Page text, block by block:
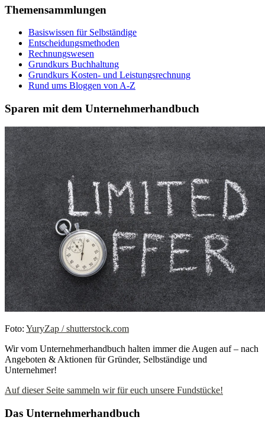
Themensammlungen
Basiswissen für Selbständige
Entscheidungsmethoden
Rechnungswesen
Grundkurs Buchhaltung
Grundkurs Kosten- und Leistungsrechnung
Rund ums Bloggen von A-Z
Sparen mit dem Unternehmerhandbuch
Foto: YuryZap / shutterstock.com
Wir vom Unternehmerhandbuch halten immer die Augen auf – nach
Angeboten & Aktionen für Gründer, Selbständige und
Unternehmer!
Auf dieser Seite sammeln wir für euch unsere Fundstücke!
Das Unternehmerhandbuch